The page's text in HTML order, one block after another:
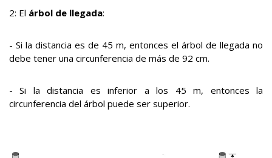
2: El árbol de llegada:
- Si la distancia es de 45 m, entonces el árbol de llegada no
debe tener una circunferencia de más de 92 cm.
- Si la distancia es inferior a los 45 m, entonces la
circunferencia del árbol puede ser superior.